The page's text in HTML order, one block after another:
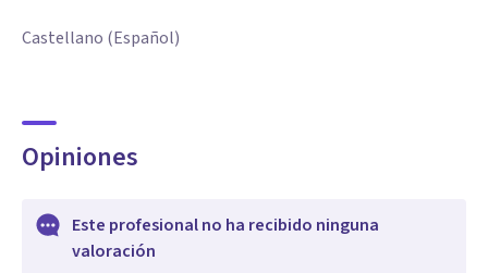
Castellano (Español)
Opiniones
Este profesional no ha recibido ninguna
valoración